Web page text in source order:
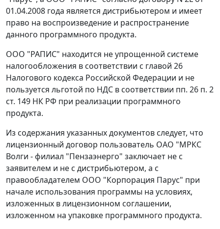
01.04.2008 года является дистрибьютером и имеет
право на воспроизведение и распространение
данного программного продукта.
ООО "РАПИС" находится не упрощенной системе
налогообложения в соответствии с главой 26
Налогового кодекса Российской Федерации и не
пользуется льготой по НДС в соответствии пп. 26 п. 2
ст. 149 НК РФ при реализации программного
продукта.
Из содержания указанных документов следует, что
лицензионный договор пользователь ОАО "МРКС
Волги - филиал "Пензаэнерго" заключает не с
заявителем и не с дистрибьютером, а с
правообладателем ООО "Корпорация Парус" при
начале использования программы на условиях,
изложенных в лицензионном соглашении,
изложенном на упаковке программного продукта.